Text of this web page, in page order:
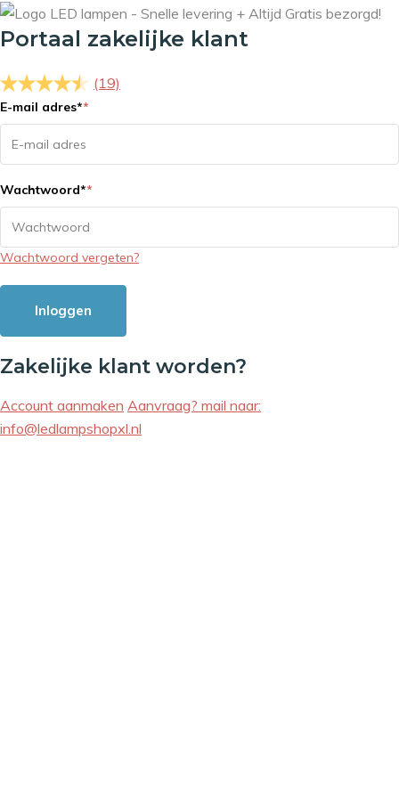
Portaal zakelijke klant
(19)
E-mail adres**
Wachtwoord**
Wachtwoord vergeten?
Inloggen
Zakelijke klant worden?
Account aanmaken Aanvraag? mail naar:
info@ledlampshopxl.nl